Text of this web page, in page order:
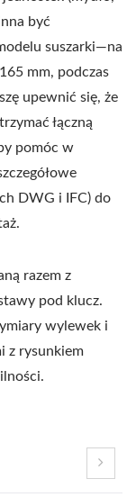
być
suszarki—na
mm, podczas
upewnić się, że
łączną
pomóc w
DWG i IFC) do
razem z
pod klucz.
wylewek i
z rysunkiem